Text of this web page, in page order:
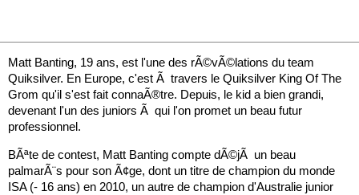
Matt Banting, 19 ans, est l'une des rÃ©vÃ©lations du team
Quiksilver. En Europe, c'est Ã travers le Quiksilver King Of The
Grom qu'il s'est fait connaÃ®tre. Depuis, le kid a bien grandi,
devenant l'un des juniors Ã qui l'on promet un beau futur
professionnel.
BÃªte de contest, Matt Banting compte dÃ©jÃ un beau
palmarÃ¨s pour son Ã¢ge, dont un titre de champion du monde
ISA (- 16 ans) en 2010, un autre de champion d'Australie junior